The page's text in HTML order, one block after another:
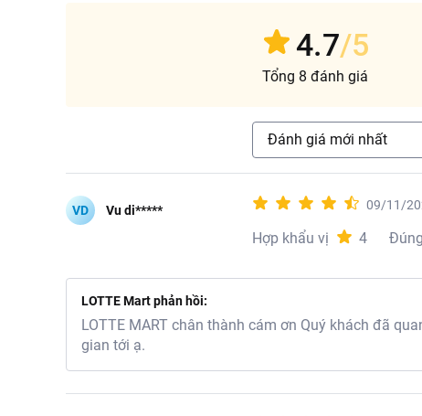
Bảo quản ở nhiệt độ 4
4.7/5
Tổng 8 đánh giá
Đánh giá mới nhất
VD Vu di***** 09/11/
Hợp khẩu vị 4
LOTTE Mart phản hồi:
LOTTE MART chân thành cám ơn Quý khách đã
gian tới ạ.